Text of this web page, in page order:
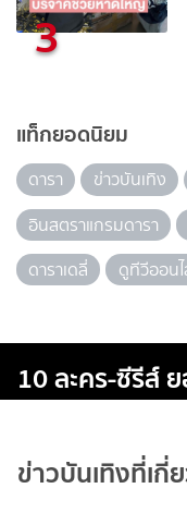
3
แท็กยอดนิยม
ดารา ข่าวบันเทิง
อินสตราแกรมดารา
ดาราเดลี่
ดูทีวีออน
10 ละคร-ซีรีส์
ข่าวบันเทิงที่เกี่